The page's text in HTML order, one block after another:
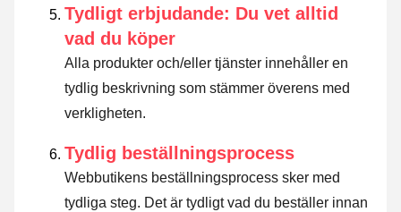
Tydligt erbjudande: Du vet alltid
vad du köper
Alla produkter och/eller tjänster innehåller en
tydlig beskrivning som stämmer överens med
verkligheten.
Tydlig beställningsprocess
Webbutikens beställningsprocess sker med
tydliga steg. Det är tydligt vad du beställer innan